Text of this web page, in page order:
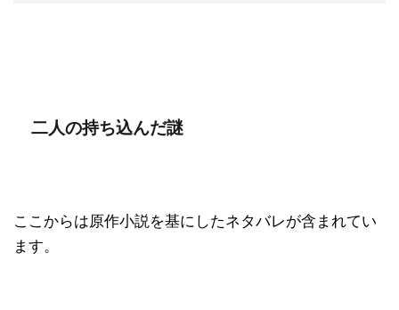
二人の持ち込んだ謎
ここからは原作小説を基にしたネタバレが含まれてい
ます。